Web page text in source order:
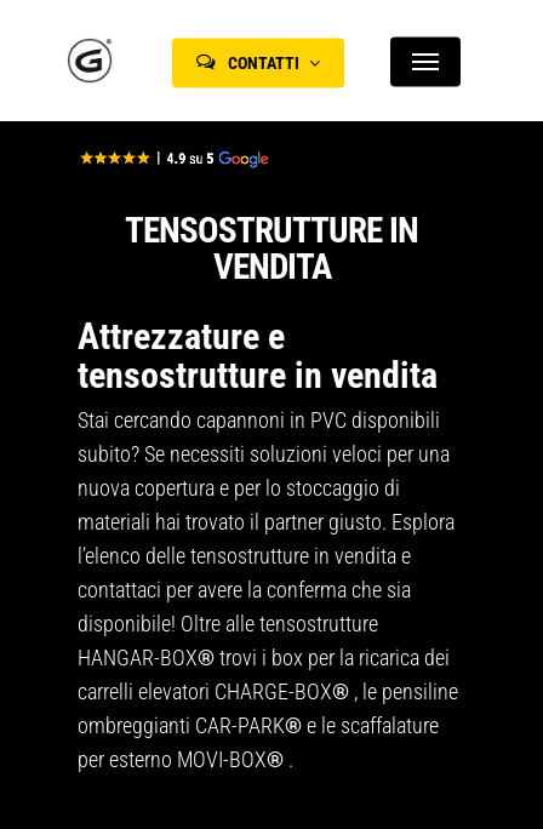
content
Menu
CONTATTI
TENSOSTRUTTURE IN
VENDITA
Attrezzature e
tensostrutture in vendita
Stai cercando capannoni in PVC disponibili
subito? Se necessiti soluzioni veloci per una
nuova copertura e per lo stoccaggio di
materiali hai trovato il partner giusto. Esplora
l’elenco delle tensostrutture in vendita e
contattaci per avere la conferma che sia
disponibile! Oltre alle tensostrutture
HANGAR-BOX®trovi i box per la ricarica dei
carrelli elevatori CHARGE-BOX® , le pensiline
ombreggianti CAR-PARK®e le scaffalature
per esterno MOVI-BOX® .